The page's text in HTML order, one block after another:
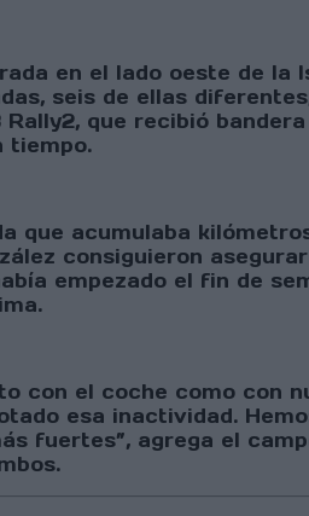
en el lado oeste de la
seis de ellas
que recibió
tiempo.
que acumulaba
consiguieron
empezado el fin de
con el coche como con
esa inactividad.
fuertes”, agrega el